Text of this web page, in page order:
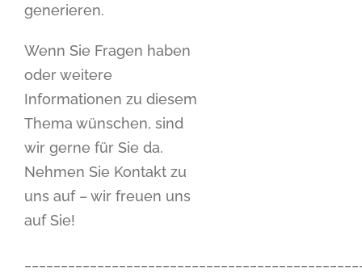
generieren.
Wenn Sie Fragen haben
oder weitere
Informationen zu diesem
Thema wünschen, sind
wir gerne für Sie da.
Nehmen Sie Kontakt zu
uns auf – wir freuen uns
auf Sie!